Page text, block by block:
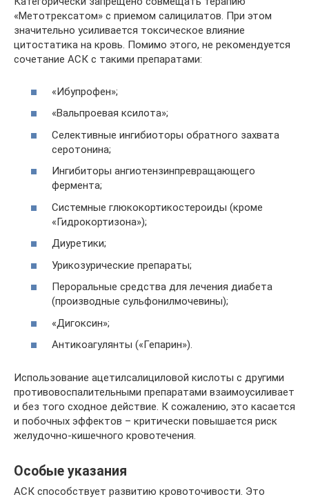
«Метотрексатом» с приемом салицилатов. При этом
значительно усиливается токсическое влияние
цитостатика на кровь. Помимо этого, не рекомендуется
сочетание АСК с такими препаратами:
«Ибупрофен»;
«Вальпроевая ксилота»;
Селективные ингибиоторы обратного захвата
серотонина;
Ингибиторы ангиотензинпревращающего
фермента;
Системные глюкокортикостероиды (кроме
«Гидрокортизона»);
Диуретики;
Урикозурические препараты;
Пероральные средства для лечения диабета
(производные сульфонилмочевины);
«Дигоксин»;
Антикоагулянты («Гепарин»).
Использование ацетилсалициловой кислоты с другими
противовоспалительными препаратами взаимоусиливает
и без того сходное действие. К сожалению, это касается
и побочных эффектов – критически повышается риск
желудочно-кишечного кровотечения.
Особые указания
АСК способствует развитию кровоточивости. Это